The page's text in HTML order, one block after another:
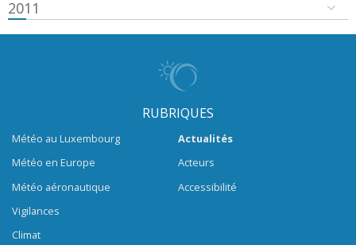
2011
RUBRIQUES
Météo au Luxembourg
Météo en Europe
Météo aéronautique
Vigilances
Climat
Actualités
Acteurs
Accessibilité